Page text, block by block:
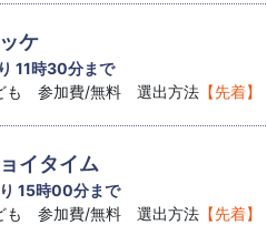
ケ
11時30分まで
も 参加費/無料 選出方法 【先着】
イタイム
15時00分まで
も 参加費/無料 選出方法 【先着】